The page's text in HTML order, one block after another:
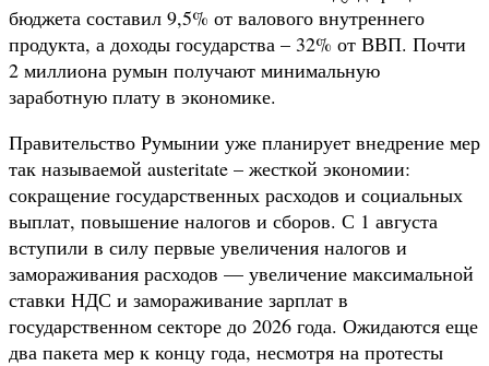
бюджета составил 9,5% от валового внутреннего
продукта, а доходы государства – 32% от ВВП. Почти
2 миллиона румын получают минимальную
заработную плату в экономике.
Правительство Румынии уже планирует внедрение мер
так называемой austeritate – жесткой экономии:
сокращение государственных расходов и социальных
выплат, повышение налогов и сборов. С 1 августа
вступили в силу первые увеличения налогов и
замораживания расходов — увеличение максимальной
ставки НДС и замораживание зарплат в
государственном секторе до 2026 года. Ожидаются еще
два пакета мер к концу года, несмотря на протесты